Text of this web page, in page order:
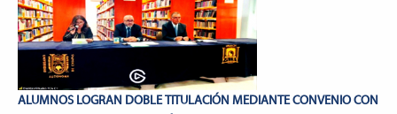
ALUMNOS LOGRAN DOBLE TITULACIÓN MEDIANTE CONVENIO CON